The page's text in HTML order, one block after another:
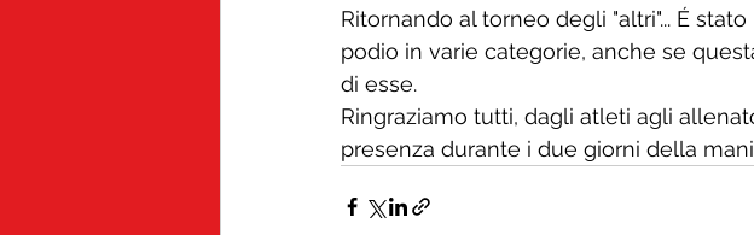
Ritornando al torneo degli "altri"... É
podio in varie categorie, anche se
di esse.
Ringraziamo tutti, dagli atleti agli
presenza durante i due giorni della